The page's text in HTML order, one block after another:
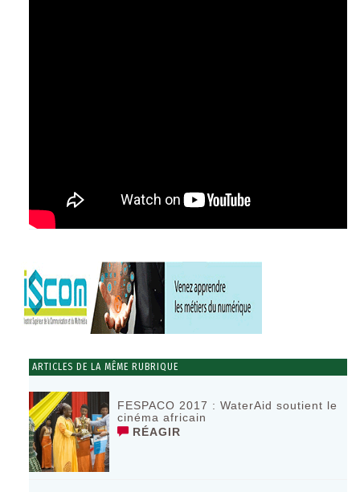
ARTICLES DE LA MÊME RUBRIQUE
FESPACO 2017 : WaterAid soutient le
cinéma africain
RÉAGIR